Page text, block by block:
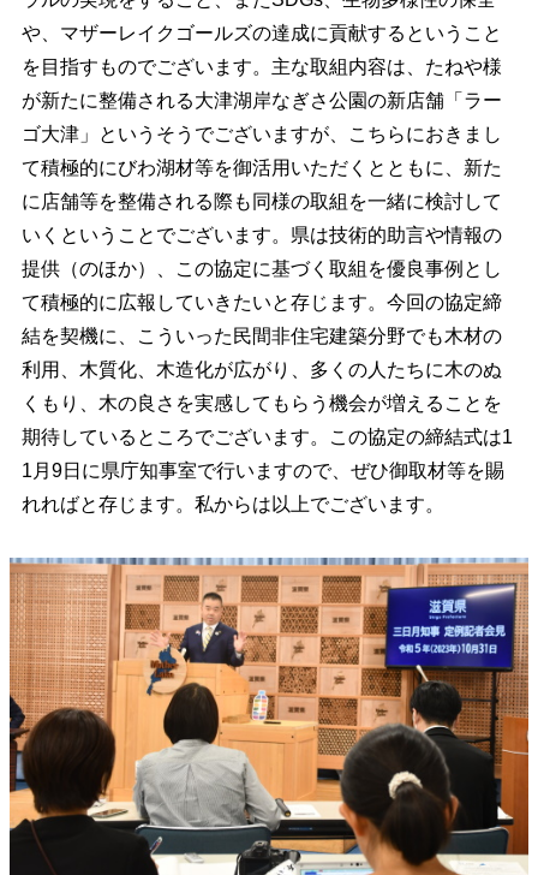
や、マザーレイクゴールズの達成に貢献するということ
を目指すものでございます。主な取組内容は、たねや様
が新たに整備される大津湖岸なぎさ公園の新店舗「ラー
ゴ大津」というそうでございますが、こちらにおきまし
て積極的にびわ湖材等を御活用いただくとともに、新た
に店舗等を整備される際も同様の取組を一緒に検討して
いくということでございます。県は技術的助言や情報の
提供（のほか）、この協定に基づく取組を優良事例とし
て積極的に広報していきたいと存じます。今回の協定締
結を契機に、こういった民間非住宅建築分野でも木材の
利用、木質化、木造化が広がり、多くの人たちに木のぬ
くもり、木の良さを実感してもらう機会が増えることを
期待しているところでございます。この協定の締結式は1
1月9日に県庁知事室で行いますので、ぜひ御取材等を賜
れればと存じます。私からは以上でございます。